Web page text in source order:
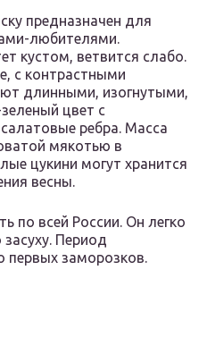
предназначен для
любителями.
кустом, ветвится слабо.
с контрастными
длинными, изогнутыми,
цвет с
ребра. Масса
мякотью в
цукини могут хранится
весны.
по всей России. Он легко
Период
заморозков.